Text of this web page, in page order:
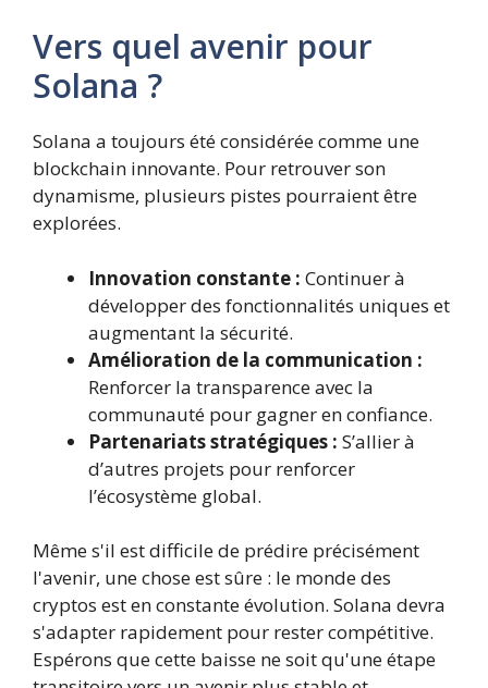
Vers quel avenir pour
Solana ?
Solana a toujours été considérée comme une
blockchain innovante. Pour retrouver son
dynamisme, plusieurs pistes pourraient être
explorées.
Innovation constante : Continuer à
développer des fonctionnalités uniques et
augmentant la sécurité.
Amélioration de la communication :
Renforcer la transparence avec la
communauté pour gagner en confiance.
Partenariats stratégiques : S’allier à
d’autres projets pour renforcer
l’écosystème global.
Même s'il est difficile de prédire précisément
l'avenir, une chose est sûre : le monde des
cryptos est en constante évolution. Solana devra
s'adapter rapidement pour rester compétitive.
Espérons que cette baisse ne soit qu'une étape